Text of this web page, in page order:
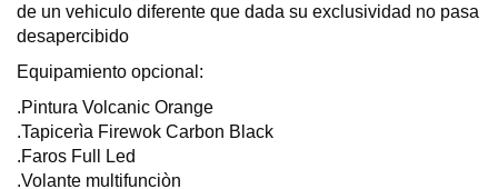
de un vehiculo diferente que dada su exclusividad no pasa
desapercibido
Equipamiento opcional:
.Pintura Volcanic Orange
.Tapicerìa Firewok Carbon Black
.Faros Full Led
.Volante multifunciòn